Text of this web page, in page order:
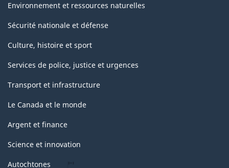
Environnement et ressources naturelles
Sécurité nationale et défense
Culture, histoire et sport
Services de police, justice et urgences
Transport et infrastructure
Le Canada et le monde
Argent et finance
Science et innovation
Autochtones